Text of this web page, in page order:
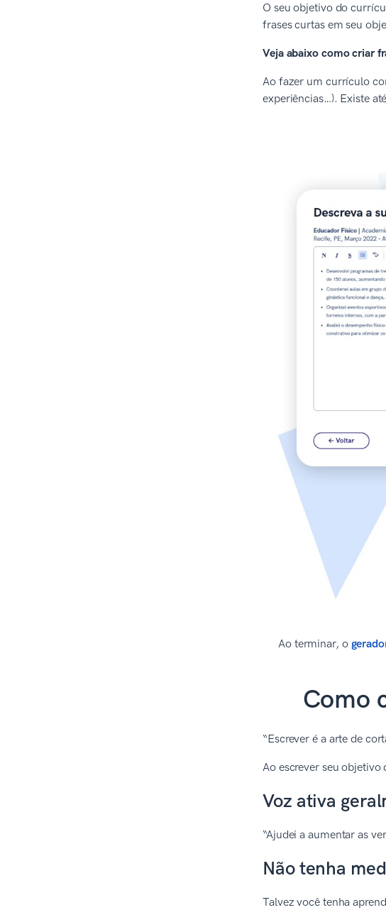
O seu objetivo do
frases curtas em seu
Veja abaixo como criar
Ao fazer um currículo
experiências…). Existe
Ao terminar, o
Como
“Escrever é a arte de
Ao escrever seu
Voz ativa
“Ajudei a aumentar as
Não tenha
Talvez você tenha